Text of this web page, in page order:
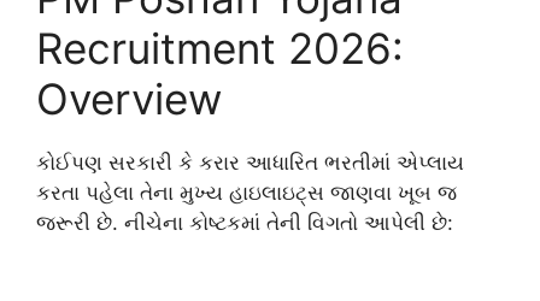
Recruitment 2026:
Overview
કોઈપણ સરકારી કે કરાર આધારિત ભરતીમાં એપ્લાય
કરતા પહેલા તેના મુખ્ય હાઇલાઇટ્સ જાણવા ખૂબ જ
જરૂરી છે. નીચેના કોષ્ટકમાં તેની વિગતો આપેલી છે: